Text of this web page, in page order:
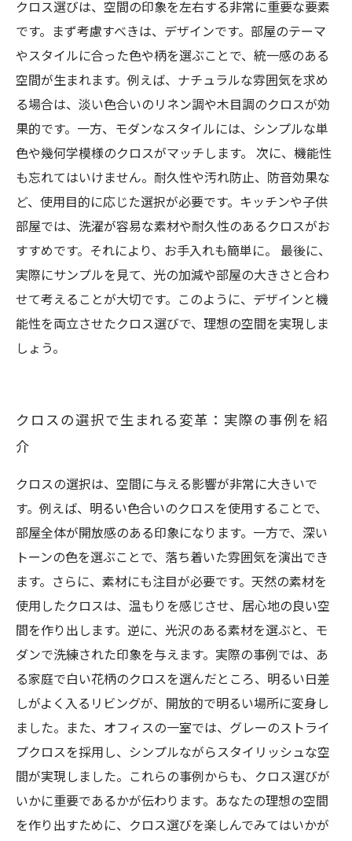
クロス選びは、空間の印象を左右する非常に重要な要素
です。まず考慮すべきは、デザインです。部屋のテーマ
やスタイルに合った色や柄を選ぶことで、統一感のある
空間が生まれます。例えば、ナチュラルな雰囲気を求め
る場合は、淡い色合いのリネン調や木目調のクロスが効
果的です。一方、モダンなスタイルには、シンプルな単
色や幾何学模様のクロスがマッチします。 次に、機能性
も忘れてはいけません。耐久性や汚れ防止、防音効果な
ど、使用目的に応じた選択が必要です。キッチンや子供
部屋では、洗濯が容易な素材や耐久性のあるクロスがお
すすめです。それにより、お手入れも簡単に。 最後に、
実際にサンプルを見て、光の加減や部屋の大きさと合わ
せて考えることが大切です。このように、デザインと機
能性を両立させたクロス選びで、理想の空間を実現しま
しょう。
クロスの選択で生まれる変革：実際の事例を紹
介
クロスの選択は、空間に与える影響が非常に大きいで
す。例えば、明るい色合いのクロスを使用することで、
部屋全体が開放感のある印象になります。一方で、深い
トーンの色を選ぶことで、落ち着いた雰囲気を演出でき
ます。さらに、素材にも注目が必要です。天然の素材を
使用したクロスは、温もりを感じさせ、居心地の良い空
間を作り出します。逆に、光沢のある素材を選ぶと、モ
ダンで洗練された印象を与えます。実際の事例では、あ
る家庭で白い花柄のクロスを選んだところ、明るい日差
しがよく入るリビングが、開放的で明るい場所に変身し
ました。また、オフィスの一室では、グレーのストライ
プクロスを採用し、シンプルながらスタイリッシュな空
間が実現しました。これらの事例からも、クロス選びが
いかに重要であるかが伝わります。あなたの理想の空間
を作り出すために、クロス選びを楽しんでみてはいかが